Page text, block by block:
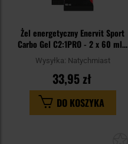
Żel energetyczny Enervit Sport
Carbo Gel C2:1PRO - 2 x 60 ml -
Mango
Wysyłka: Natychmiast
33,95 zł
DO KOSZYKA